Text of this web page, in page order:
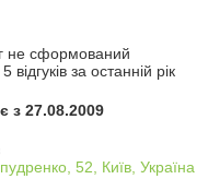
не сформований
за останній рік
з 27.08.2009
52, Київ, Україна